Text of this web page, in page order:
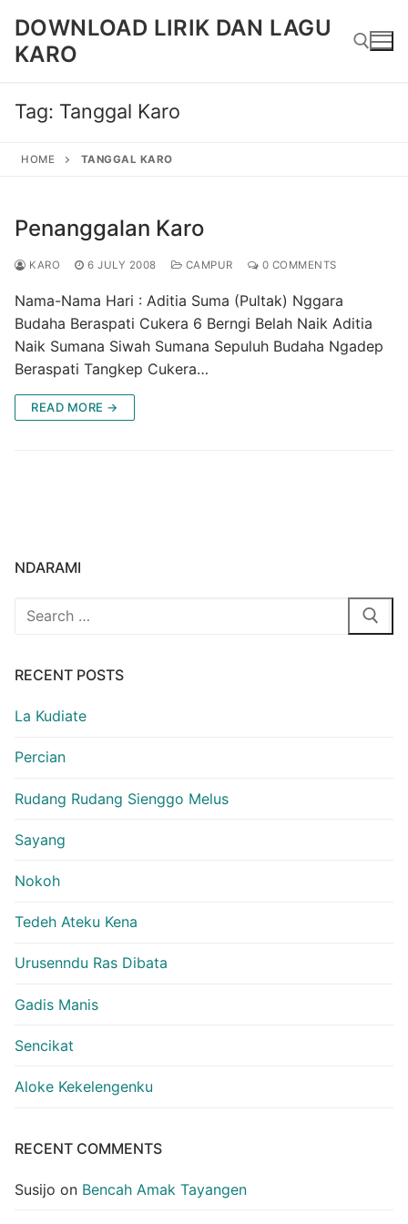
content
DOWNLOAD LIRIK DAN LAGU
KARO
Tag: Tanggal Karo
HOME TANGGAL KARO
Penanggalan Karo
KARO 6 JULY 2008 CAMPUR 0 COMMENTS
Nama-Nama Hari : Aditia Suma (Pultak) Nggara
Budaha Beraspati Cukera 6 Berngi Belah Naik Aditia
Naik Sumana Siwah Sumana Sepuluh Budaha Ngadep
Beraspati Tangkep Cukera…
READ MORE →
NDARAMI
Search
RECENT POSTS
La Kudiate
Percian
Rudang Rudang Sienggo Melus
Sayang
Nokoh
Tedeh Ateku Kena
Urusenndu Ras Dibata
Gadis Manis
Sencikat
Aloke Kekelengenku
RECENT COMMENTS
Susijo on Bencah Amak Tayangen